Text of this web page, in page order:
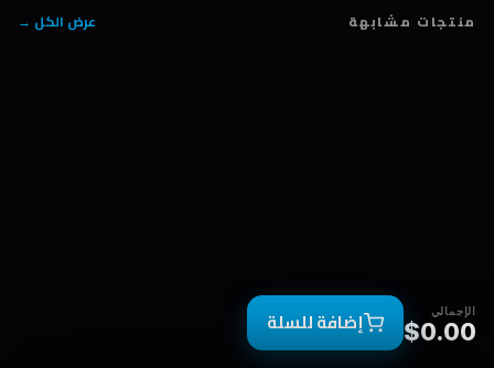
منتجات مشابهة عرض الكل →
الإجمالي
$0.00 إضافة للسلة